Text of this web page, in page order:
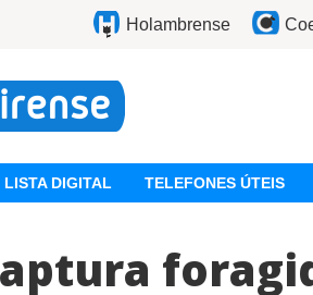
Holambrense
LISTA DIGITAL TELEFONES ÚTEIS